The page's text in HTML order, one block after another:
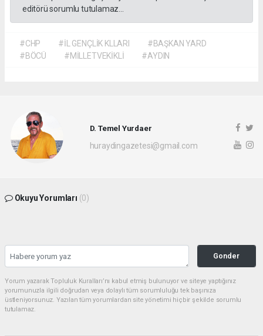
editörü sorumlu tutulamaz...
#CHP #İL GENÇLİK KLLARI
#BAŞKAN YARD
#BÖCÜ
#MİLLETVEKİKLİ #AYDIN
D. Temel Yurdaer
huraydingazetesi@gmail.com
Okuyu Yorumları (0)
Gonder
Yorum yazarak Topluluk Kuralları’nı kabul etmiş bulunuyor ve siteye yaptığınız
yorumunuzla ilgili doğrudan veya dolaylı tüm sorumluluğu tek başınıza
üstleniyorsunuz. Yazılan tüm yorumlardan site yönetimi hiçbir şekilde sorumlu
tutulamaz.